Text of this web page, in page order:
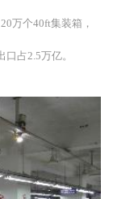
万个40ft集装箱，
占2.5万亿。